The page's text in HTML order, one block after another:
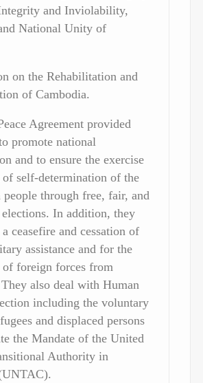
and Inviolability,
National Unity of
on the Rehabilitation and
of Cambodia.
Agreement provided
promote national
and to ensure the exercise
self-determination of the
people through free, fair, and
elections. In addition, they
ceasefire and cessation of
assistance and for the
foreign forces from
also deal with Human
including the voluntary
and displaced persons
the Mandate of the United
Authority in